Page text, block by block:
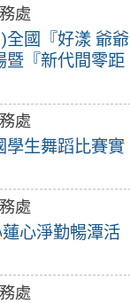
處
全國『好漾 爺爺
暨『新代間零距
處
學生舞蹈比賽實
處
心淨勤暢潭活
處